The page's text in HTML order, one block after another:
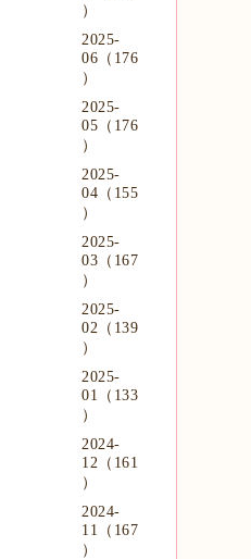
）
2025-
06（176
）
2025-
05（176
）
2025-
04（155
）
2025-
03（167
）
2025-
02（139
）
2025-
01（133
）
2024-
12（161
）
2024-
11（167
）